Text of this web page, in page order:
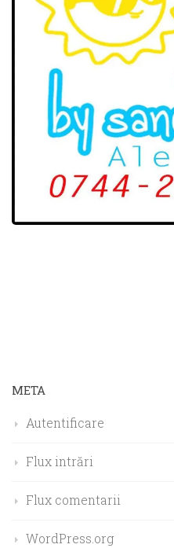
META
Autentificare
Flux intrări
Flux comentarii
WordPress.org